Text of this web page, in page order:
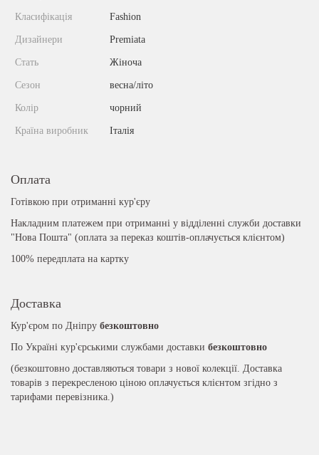
Класифікація Fashion
Дизайнери Premiata
Стать Жіноча
Сезон весна/літо
Колір чорний
Країна виробник Італія
Оплата
Готівкою при отриманні кур'єру
Накладним платежем при отриманні у відділенні служби доставки
"Нова Пошта" (оплата за переказ коштів-оплачується клієнтом)
100% передплата на картку
Доставка
Кур'єром по Дніпру безкоштовно
По Україні кур'єрськими службами доставки безкоштовно
(безкоштовно доставляються товари з нової колекції. Доставка
товарів з перекресленою ціною оплачується клієнтом згідно з
тарифами перевізника.)